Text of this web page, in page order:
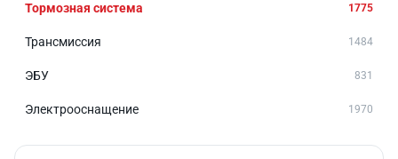
Тормозная система 1775
Трансмиссия 1484
ЭБУ 831
Электрооснащение 1970